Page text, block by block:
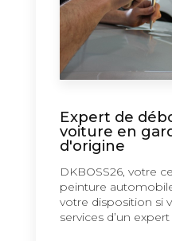
Expert de
voiture en
d'origine
DKBOSS26, votre
peinture
votre disposition si
services d’un